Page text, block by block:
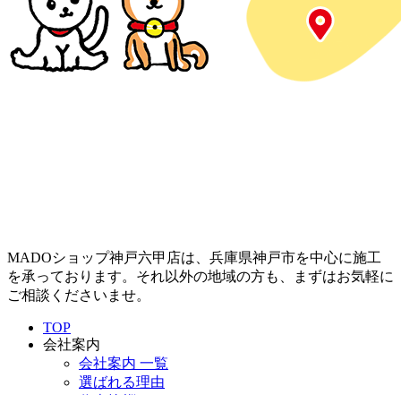
MADOショップ神戸六甲店は、兵庫県神戸市を中心に施工
を承っております。それ以外の地域の方も、まずはお気軽に
ご相談くださいませ。
TOP
会社案内
会社案内 一覧
選ばれる理由